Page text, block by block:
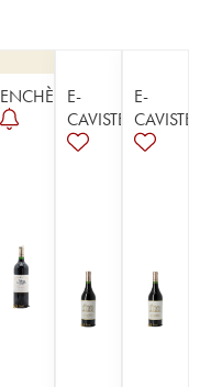
ENCHÈREE-
CAVISTE
E-
CAVISTE